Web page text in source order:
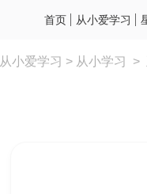
首页 从小爱学习
从小爱学习 > 从小学习 >